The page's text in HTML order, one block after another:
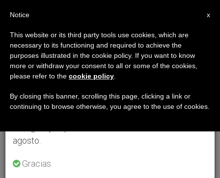
×
Aviso importante
Del 27 de julio al 7 de agosto haremos la pausa
anual, aprovechando que en el periodo de verano
se generan menos informaciones y también el
agosto.
Gracias.
x
Notice
This website or its third party tools use cookies, which are
necessary to its functioning and required to achieve the
purposes illustrated in the cookie policy. If you want to know
more or withdraw your consent to all or some of the cookies,
please refer to the cookie policy
By closing this banner, scrolling this page, clicking a link or
continuing to browse otherwise, you agree to the use of cookies.